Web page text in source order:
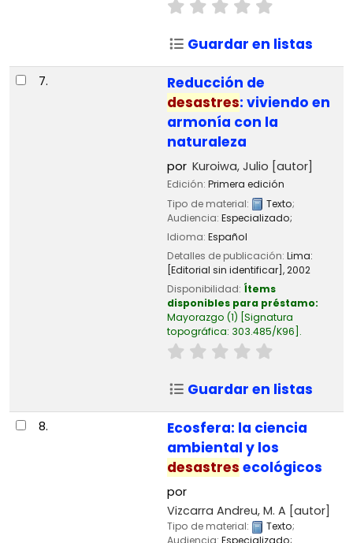
Guardar en listas
7.
Reducción de
desastres: viviendo en
armonía con la
naturaleza
por Kuroiwa, Julio [autor]
Edición: Primera edición
Tipo de material:
Texto;
Audiencia: Especializado;
Idioma: Español
Detalles de publicación: Lima:
[Editorial sin identificar],2002
Disponibilidad: Ítems
disponibles para préstamo:
Mayorazgo (1) Signatura
topográfica: 303.485/K96 .
Guardar en listas
8.
Ecosfera: la ciencia
ambiental y los
desastres ecológicos
por
Vizcarra Andreu, M. A [autor]
Tipo de material: Texto;